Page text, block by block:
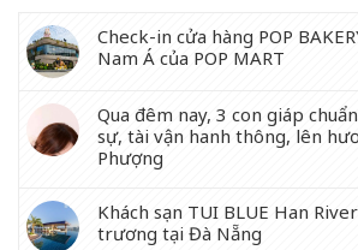
Check-in cửa hàng POP
Nam Á của POP MART
Qua đêm nay, 3 con giáp
sự, tài vận hanh thông, lên
Phượng
Khách sạn TUI BLUE Han
trương tại Đà Nẵng